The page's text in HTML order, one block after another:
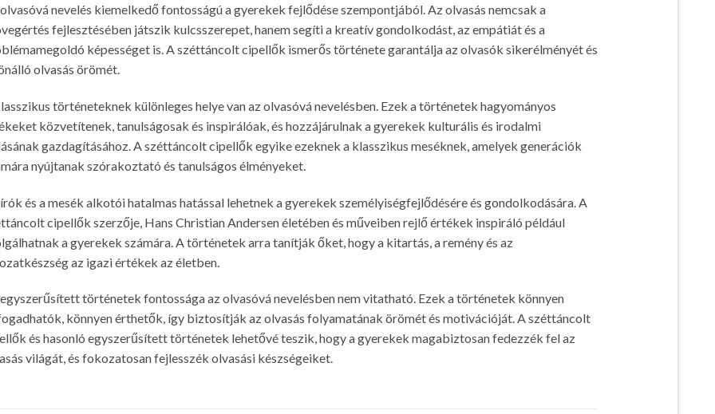
nevelés kiemelkedő fontosságú a gyerekek fejlődése szempontjából. Az olvasás nemcsak a
fejlesztésében játszik kulcsszerepet, hanem segíti a kreatív gondolkodást, az empátiát és a
képességet is. A széttáncolt cipellők ismerős története garantálja az olvasók sikerélményét és
olvasás örömét.
történeteknek különleges helye van az olvasóvá nevelésben. Ezek a történetek hagyományos
közvetítenek, tanulságosak és inspirálóak, és hozzájárulnak a gyerekek kulturális és irodalmi
gazdagításához. A széttáncolt cipellők egyike ezeknek a klasszikus meséknek, amelyek generációk
nyújtanak szórakoztató és tanulságos élményeket.
és a mesék alkotói hatalmas hatással lehetnek a gyerekek személyiségfejlődésére és gondolkodására. A
cipellők szerzője, Hans Christian Andersen életében és műveiben rejlő értékek inspiráló például
a gyerekek számára. A történetek arra tanítják őket, hogy a kitartás, a remény és az
az igazi értékek az életben.
történetek fontossága az olvasóvá nevelésben nem vitatható. Ezek a történetek könnyen
könnyen érthetők, így biztosítják az olvasás folyamatának örömét és motivációját. A széttáncolt
és hasonló egyszerűsített történetek lehetővé teszik, hogy a gyerekek magabiztosan fedezzék fel az
világát, és fokozatosan fejlesszék olvasási készségeiket.